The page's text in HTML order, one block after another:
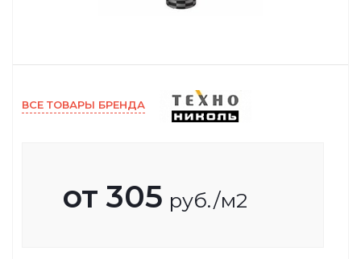
ВСЕ ТОВАРЫ БРЕНДА
от 305 руб./м2